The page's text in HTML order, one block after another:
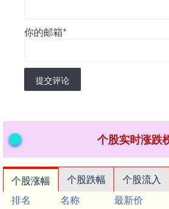
你的邮箱*
提交评论
个股实时涨跌
个股涨幅 个股跌幅 个股流入
排名
名称 最新价